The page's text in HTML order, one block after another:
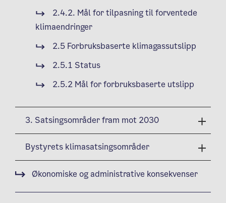
2.4.2. Mål for tilpasning til forventede
klimaendringer
2.5 Forbruksbaserte klimagassutslipp
2.5.1 Status
2.5.2 Mål for forbruksbaserte utslipp
3. Satsingsområder fram mot 2030
Bystyrets klimasatsingsområder
Økonomiske og administrative konsekvenser